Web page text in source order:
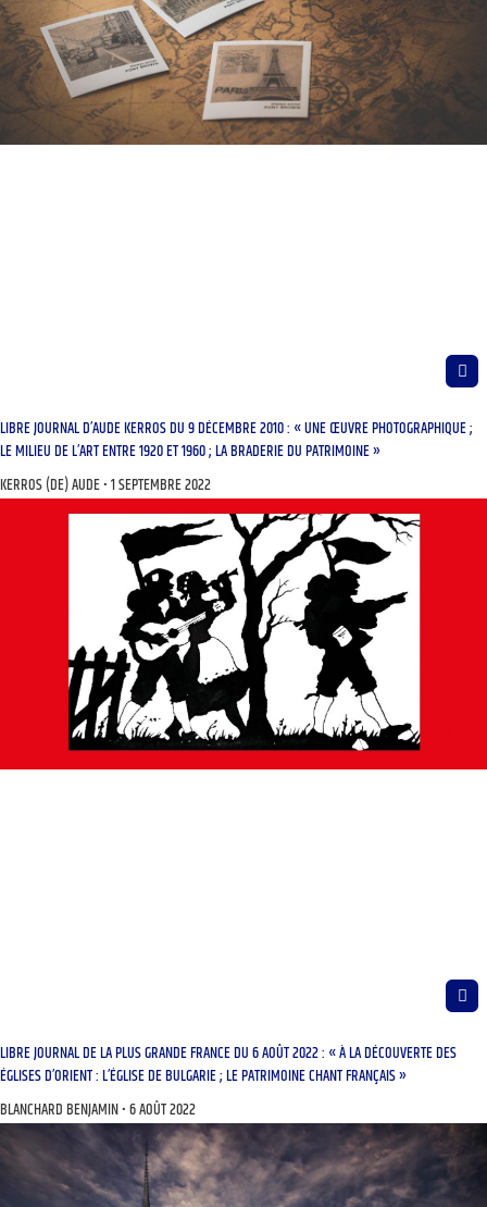
LIBRE JOURNAL D’AUDE KERROS DU 9 DÉCEMBRE 2010 : « UNE ŒUVRE PHOTOGRAPHIQUE ;
LE MILIEU DE L’ART ENTRE 1920 ET 1960 ; LA BRADERIE DU PATRIMOINE »
KERROS (DE) AUDE 1 SEPTEMBRE 2022
LIBRE JOURNAL DE LA PLUS GRANDE FRANCE DU 6 AOÛT 2022 : « À LA DÉCOUVERTE DES
ÉGLISES D’ORIENT : L’ÉGLISE DE BULGARIE ; LE PATRIMOINE CHANT FRANÇAIS »
BLANCHARD BENJAMIN 6 AOÛT 2022